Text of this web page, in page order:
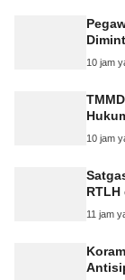
10 jam
10 jam
11 jam